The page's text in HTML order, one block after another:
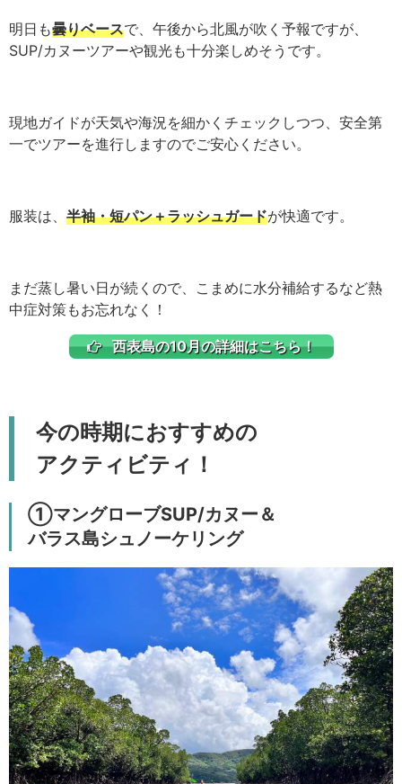
明日も曇りベースで、午後から北風が吹く予報ですが、
SUP/カヌーツアーや観光も十分楽しめそうです。
現地ガイドが天気や海況を細かくチェックしつつ、安全第
一でツアーを進行しますのでご安心ください。
服装は、 半袖・短パン＋ラッシュガードが快適です。
まだ蒸し暑い日が続くので、こまめに水分補給するなど熱
中症対策もお忘れなく！
西表島の10月の詳細はこちら！
今の時期におすすめの
アクティビティ！
①マングローブSUP/カヌー＆
バラス島シュノーケリング